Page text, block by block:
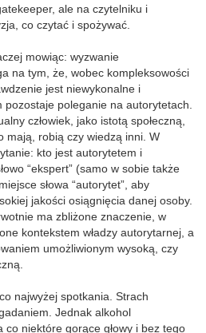
ale na czytelniku i
co czytać i spożywać.
mowiąc: wyzwanie
na tym, że, wobec kompleksowości
jest niewykonalne i
pozostaje poleganie na autorytetach.
człowiek, jako istotą społeczną,
mają, robią czy wiedzą inni. W
kto jest autorytetem i
“ekspert” (samo w sobie także
słowa “autorytet”, aby
jakości osiągnięcia danej osoby.
ma zbliżone znaczenie, w
kontekstem władzy autorytarnej, a
umożliwionym wysoką, czy
najwyżej spotkania. Strach
Jednak alkohol
co niektóre gorące głowy i bez tego